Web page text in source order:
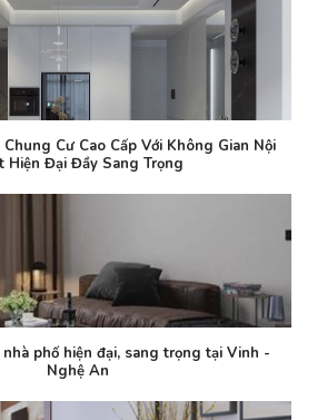
Cư Cao Cấp Với Không Gian Nội
Hiện Đại Đầy Sang Trọng
phố hiện đại, sang trọng tại Vinh -
Nghệ An